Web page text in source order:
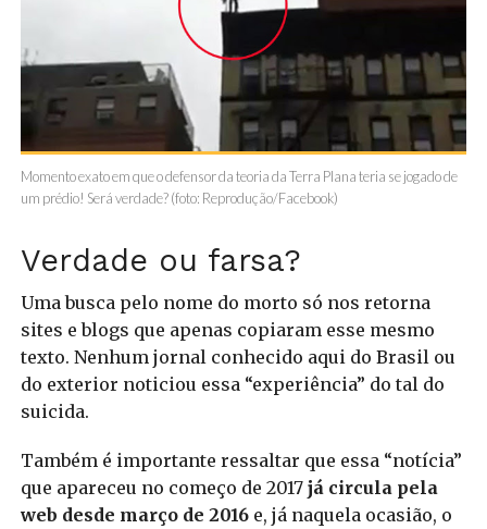
Momento exato em que o defensor da teoria da Terra Plana teria se jogado de
um prédio! Será verdade? (foto: Reprodução/Facebook)
Verdade ou farsa?
Uma busca pelo nome do morto só nos retorna
sites e blogs que apenas copiaram esse mesmo
texto. Nenhum jornal conhecido aqui do Brasil ou
do exterior noticiou essa “experiência” do tal do
suicida.
Também é importante ressaltar que essa “notícia”
que apareceu no começo de 2017já circula pela
web desde março de 2016e, já naquela ocasião, o